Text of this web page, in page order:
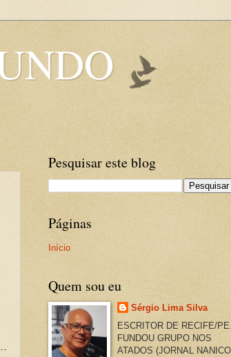
Pesquisar este blog
Páginas
Início
Quem sou eu
Sérgio Lima Silva
ESCRITOR DE RECIFE/PE.
FUNDOU GRUPO NOS
ATADOS (JORNAL NANICO